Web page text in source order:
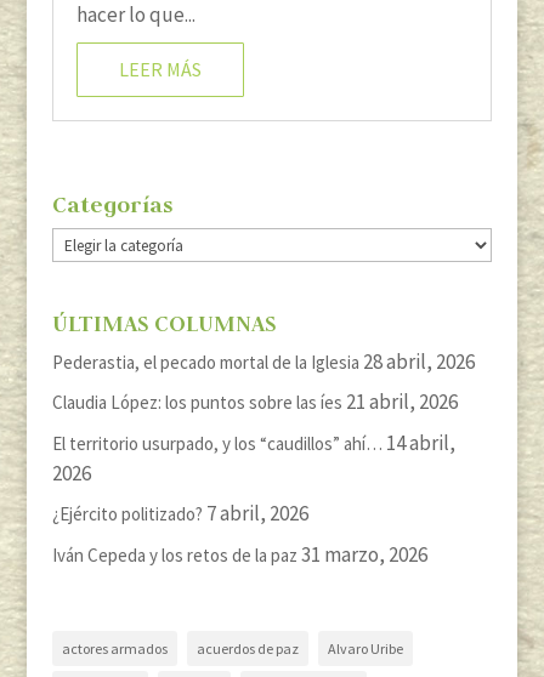
hacer lo que...
LEER MÁS
Categorías
Categorías
ÚLTIMAS COLUMNAS
Pederastia, el pecado mortal de la Iglesia 28 abril, 2026
Claudia López: los puntos sobre las íes 21 abril, 2026
El territorio usurpado, y los “caudillos” ahí… 14 abril,
2026
¿Ejército politizado? 7 abril, 2026
Iván Cepeda y los retos de la paz 31 marzo, 2026
actores armados acuerdos de paz Alvaro Uribe